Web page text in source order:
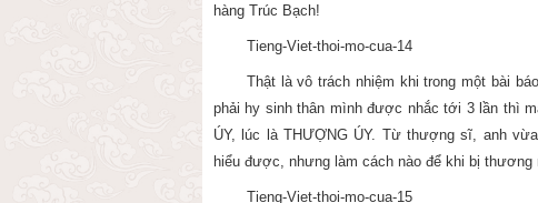
hàng Trúc Bạch!
Tieng-Viet-thoi-mo-cua-14
Thật là vô trách nhiệm khi trong một bài
phải hy sinh thân mình được nhắc tới 3 lần thì
ÚY, lúc là THƯỢNG ÚY. Từ thượng sĩ, anh
hiểu được, nhưng làm cách nào để khi bị
Tieng-Viet-thoi-mo-cua-15